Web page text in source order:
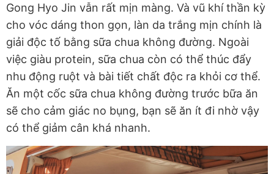
Gong Hyo Jin vẫn rất mịn màng. Và vũ khí thần kỳ
cho vóc dáng thon gọn, làn da trắng mịn chính là
giải độc tố bằng sữa chua không đường. Ngoài
việc giàu protein, sữa chua còn có thể thúc đẩy
nhu động ruột và bài tiết chất độc ra khỏi cơ thể.
Ăn một cốc sữa chua không đường trước bữa ăn
sẽ cho cảm giác no bụng, bạn sẽ ăn ít đi nhờ vậy
có thể giảm cân khá nhanh.